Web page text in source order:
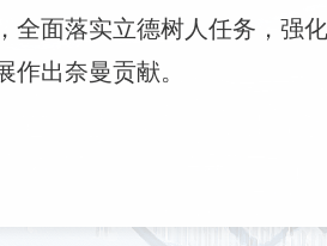
全面落实立德树人任务，强
出奈曼贡献。